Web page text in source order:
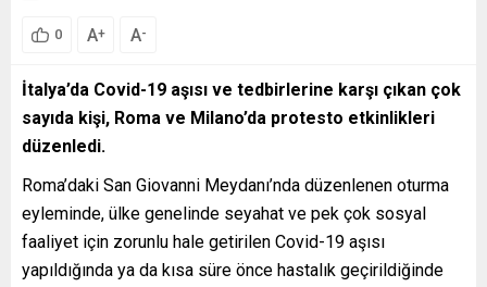
0 A+ A-
İtalya’da Covid-19 aşısı ve tedbirlerine karşı çıkan çok
sayıda kişi, Roma ve Milano’da protesto etkinlikleri
düzenledi.
Roma’daki San Giovanni Meydanı’nda düzenlenen oturma
eyleminde, ülke genelinde seyahat ve pek çok sosyal
faaliyet için zorunlu hale getirilen Covid-19 aşısı
yapıldığında ya da kısa süre önce hastalık geçirildiğinde